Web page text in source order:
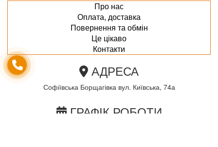
Про нас
Оплата, доставка
Повернення та обмін
Це цікаво
Контакти
АДРЕСА
Софіївська Борщагівка вул. Київська, 74а
ГРАФІК РОБОТИ